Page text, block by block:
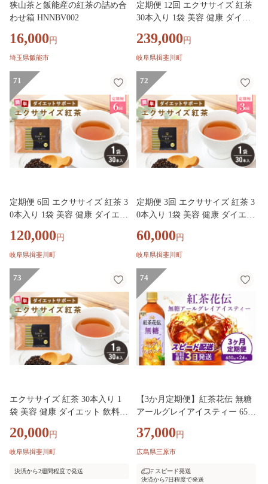
狭山茶と飯能産の紅茶の詰め合
わせ箱 HNNBV002
16,000 円
埼玉県飯能市
定期便 12回 エクササイズ 紅茶
30本入り 1袋 美容 健康 ダイエ
ノ酸 食物繊維 コーヒークロロ
ゲン酸 コエンザイムQ10 L-カル
日本第一製薬 岐阜県 揖斐川町
239,000 円
岐阜県揖斐川町
71
定期便 6回 エクササイズ 紅茶 3
0本入り 1袋 美容 健康 ダイエッ
酸 食物繊維 コーヒークロロゲ
ン酸 コエンザイムQ10 L-カルニ
本第一製薬 岐阜県 揖斐川町
120,000 円
岐阜県揖斐川町
72
定期便 3回 エクササイズ 紅茶 3
0本入り 1袋 美容 健康 ダイエッ
酸 食物繊維 コーヒークロロゲ
ン酸 コエンザイムQ10 L-カルニ
本第一製薬 岐阜県 揖斐川町
60,000 円
岐阜県揖斐川町
73
エクササイズ 紅茶 30本入り 1
袋 美容 健康 ダイエット 飲料
繊維 コーヒークロロゲン酸 コ
エンザイムQ10 L-カルニチン 燃
製薬 岐阜県 揖斐川町
20,000 円
岐阜県揖斐川町
決済から2週間程度で発送
74
【3か月定期便】紅茶花伝 無糖
アールグレイアイスティー 650
送 ドリンク 飲料 紅茶 お茶 箱
買い まとめ買い 広島県 三原市
37,000 円
広島県三原市
スピード発送
決済から7日程度で発送